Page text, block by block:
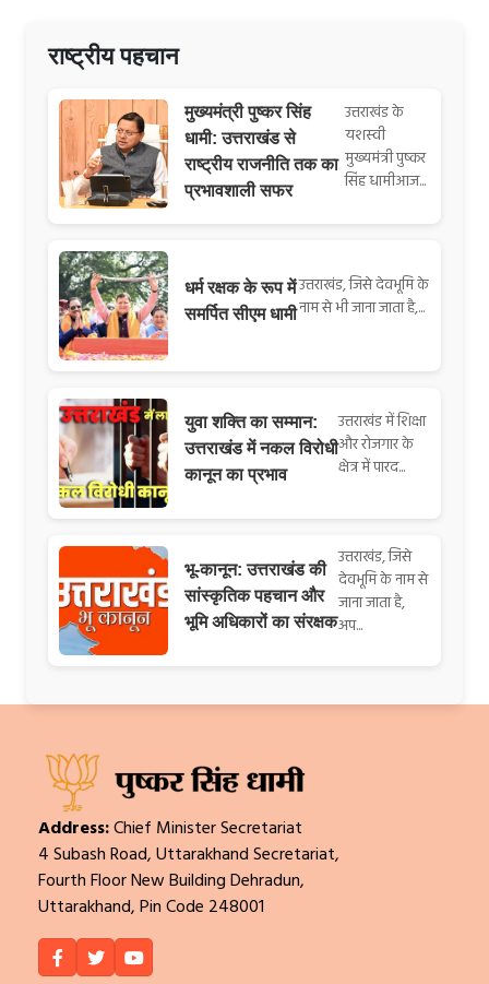
राष्ट्रीय पहचान
मुख्यमंत्री पुष्कर सिंह
धामी: उत्तराखंड से
राष्ट्रीय राजनीति तक का
प्रभावशाली सफर
उत्तराखंड के
यशस्वी
मुख्यमंत्री पुष्कर
सिंह धामीआज...
धर्म रक्षक के रूप में
समर्पित सीएम धामी
उत्तराखंड, जिसे देवभूमि के
नाम से भी जाना जाता है,...
युवा शक्ति का सम्मान:
उत्तराखंड में नकल विरोधी
कानून का प्रभाव
उत्तराखंड में शिक्षा
और रोजगार के
क्षेत्र में पारद...
भू-कानून: उत्तराखंड की
सांस्कृतिक पहचान और
भूमि अधिकारों का संरक्षक
उत्तराखंड, जिसे
देवभूमि के नाम से
जाना जाता है,
अप...
Address:Chief Minister Secretariat
4 Subash Road, Uttarakhand Secretariat,
Fourth Floor New Building Dehradun,
Uttarakhand, Pin Code 248001